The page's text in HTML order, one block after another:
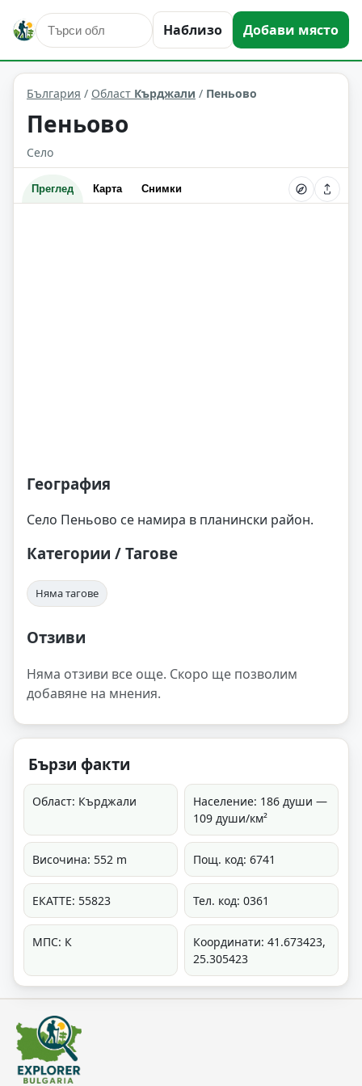
Наблизо Добави място
Пеньово Област: Кърджали
България / Област Кърджали / Пеньово
Пеньово
Село
Преглед Карта Снимки
География
Село Пеньово се намира в планински район.
Категории / Тагове
Няма тагове
Отзиви
Няма отзиви все още. Скоро ще позволим
добавяне на мнения.
Бързи факти
Област: Кърджали
Население: 186 души —
109 души/км²
Височина: 552 m Пощ. код: 6741
ЕКАТТЕ: 55823 Тел. код: 0361
МПС: К
Координати: 41.673423,
25.305423